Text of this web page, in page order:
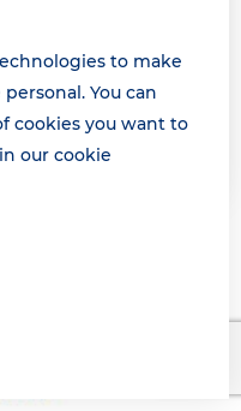
Dinsdag 31 maart
afhandeling
to make
You can
cookies you want to
our cookie